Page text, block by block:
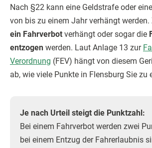
Nach §22 kann eine Geldstrafe oder
von bis zu einem Jahr verhängt
ein Fahrverbot verhängt oder sogar die
entzogen werden. Laut Anlage 13 zur
Verordnung (FEV) hängt von diesem
ab, wie viele Punkte in Flensburg Sie zu
Je nach Urteil steigt die Punktzahl:
Bei einem Fahrverbot werden zwei
bei einem Entzug der Fahrerlaubnis